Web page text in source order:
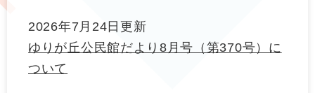
2026年7月24日更新
ゆりが丘公民館だより8月号（第370号）に
ついて